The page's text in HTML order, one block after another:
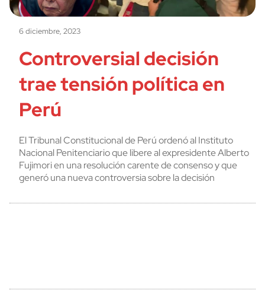
6 diciembre, 2023
Controversial decisión
trae tensión política en
Perú
El Tribunal Constitucional de Perú ordenó al Instituto
Nacional Penitenciario que libere al expresidente Alberto
Fujimori en una resolución carente de consenso y que
generó una nueva controversia sobre la decisión